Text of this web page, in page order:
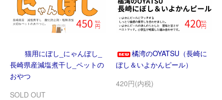
猫用にぼし_にゃんぼし_
長崎県産減塩煮干し_ペットの
おやつ
SOLD OUT
橘湾のOYATSU（長崎に
ぼし＆いよかんピール）
420円(内税)